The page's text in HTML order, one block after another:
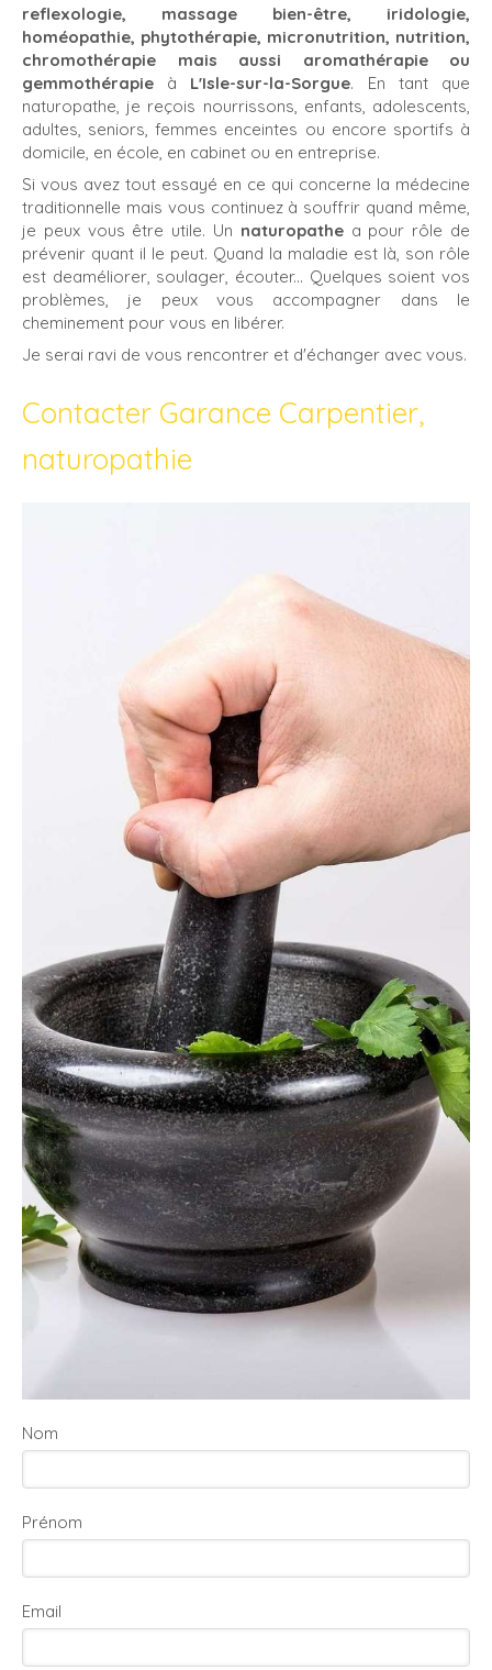
reflexologie, massage bien-être, iridologie,
homéopathie, phytothérapie, micronutrition, nutrition,
chromothérapie mais aussi aromathérapie ou
gemmothérapie à L'Isle-sur-la-Sorgue. En tant que
naturopathe, je reçois nourrissons, enfants, adolescents,
adultes, seniors, femmes enceintes ou encore sportifs à
domicile, en école, en cabinet ou en entreprise.
Si vous avez tout essayé en ce qui concerne la médecine
traditionnelle mais vous continuez à souffrir quand même,
je peux vous être utile. Un naturopathea pour rôle de
prévenir quant il le peut. Quand la maladie est là, son rôle
est deaméliorer, soulager, écouter... Quelques soient vos
problèmes, je peux vous accompagner dans le
cheminement pour vous en libérer.
Je serai ravi de vous rencontrer et d'échanger avec vous.
Contacter Garance Carpentier,
naturopathie
Nom
Prénom
Email